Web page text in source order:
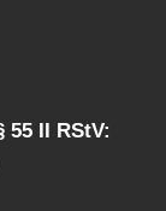
55 II RStV: